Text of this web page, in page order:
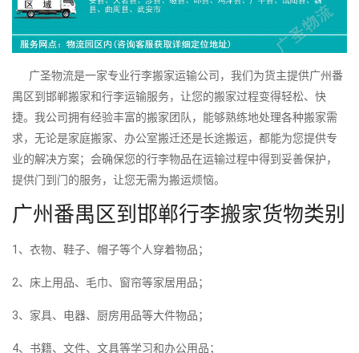
广圣物流是一家专业行李搬家运输公司，我们为货主提供广州番
禺区到邯郸搬家和行李运输服务，让您的搬家过程变得轻松、快
捷。我公司拥有经验丰富的搬家团队，能够熟练地处理各种搬家需
求，无论是家庭搬家、办公室搬迁还是长途搬运，都能为您提供专
业的解决方案；会确保您的行李物品在运输过程中得到妥善保护，
提供门到门的服务，让您无需为搬运烦恼。
广州番禺区到邯郸行李搬家货物类别
1、衣物、鞋子、帽子等个人穿着物品；
2、床上用品、毛巾、窗帘等家居用品；
3、家具、电器、厨房用品等大件物品；
4、书籍、文件、文具等学习和办公用品；